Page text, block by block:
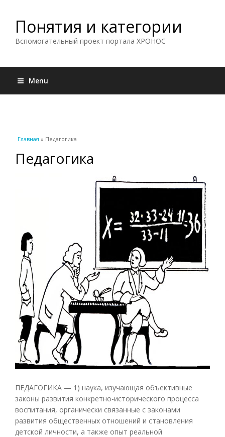
Понятия и категории
Вспомогательный проект портала ХРОНОС
Menu
Вы здесь
Главная » Педагогика
Педагогика
ПЕДАГОГИКА — 1) наука, изучающая объективные
законы развития конкретно-исторического процесса
воспитания, органически связанные с законами
развития общественных отношений и становления
детской личности, а также опыт реальной